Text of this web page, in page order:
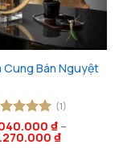
Cung Bán Nguyệt
xếp
55
(1)
₫–
₫